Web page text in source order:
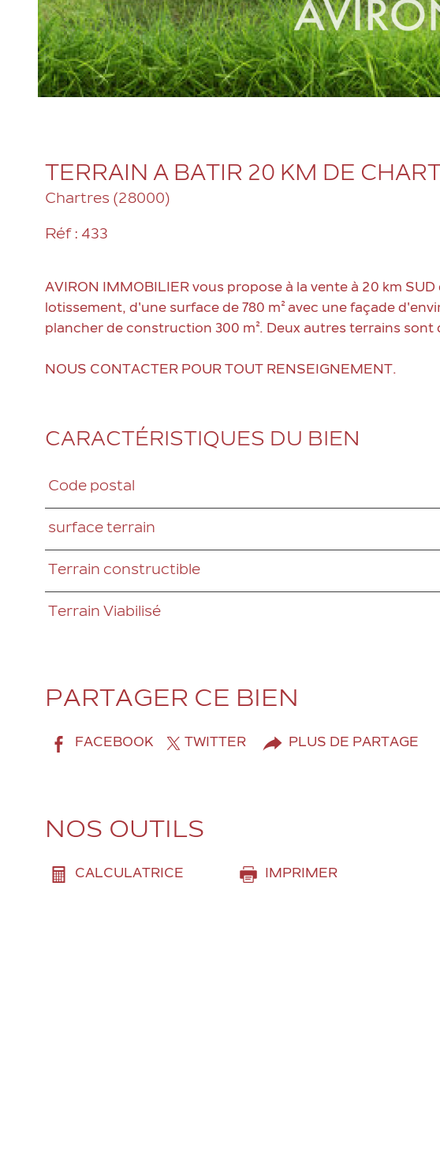
TERRAIN A BATIR 20 KM DE
Chartres (28000)
Réf : 433
AVIRON IMMOBILIER vous propose à la vente à 20 km
lotissement, d'une surface de 780 m² avec une façade
plancher de construction 300 m². Deux autres terrains sont
NOUS CONTACTER POUR TOUT RENSEIGNEMENT.
CARACTÉRISTIQUES DU BIEN
Caractéristiques
Code postal
surface terrain
Terrain constructible
Terrain Viabilisé
PARTAGER CE BIEN
FACEBOOK TWITTER PLUS DE PARTAGE
NOS OUTILS
CALCULATRICE IMPRIMER